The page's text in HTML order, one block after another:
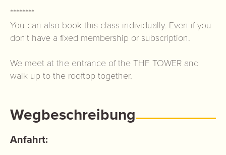
********
You can also book this class individually. Even if you
don't have a fixed membership or subscription.
We meet at the entrance of the THF TOWER and
walk up to the rooftop together.
Wegbeschreibung
Anfahrt: